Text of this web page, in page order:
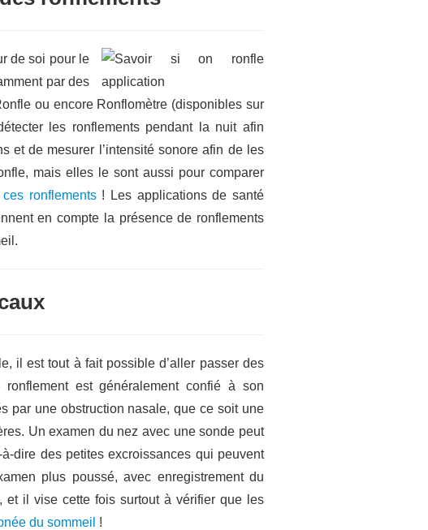
de soi pour le
par des
ou encore Ronflomètre (disponibles sur
les ronflements pendant la nuit afin
et de mesurer l’intensité sonore afin de les
mais elles le sont aussi pour comparer
ronflements! Les applications de santé
en compte la présence de ronflements
il est tout à fait possible d’aller passer des
est généralement confié à son
par une obstruction nasale, que ce soit une
Un examen du nez avec une sonde peut
dire des petites excroissances qui peuvent
plus poussé, avec enregistrement du
et il vise cette fois surtout à vérifier que les
du sommeil !